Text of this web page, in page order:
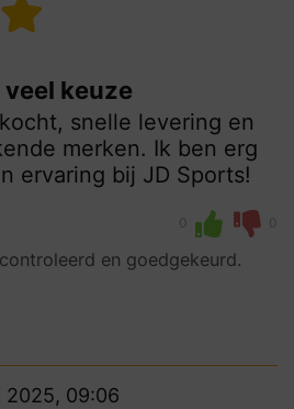
keuze
snelle levering en
merken. Ik ben erg
ervaring bij JD Sports!
0 0
en goedgekeurd.
2025, 09:06